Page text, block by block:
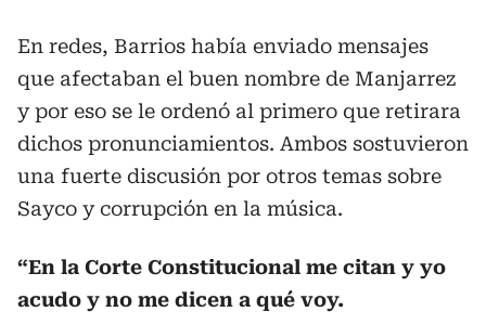
En redes, Barrios había enviado mensajes
que afectaban el buen nombre de Manjarrez
y por eso se le ordenó al primero que retirara
dichos pronunciamientos. Ambos sostuvieron
una fuerte discusión por otros temas sobre
Sayco y corrupción en la música.
“En la Corte Constitucional me citan y yo
acudo y no me dicen a qué voy.